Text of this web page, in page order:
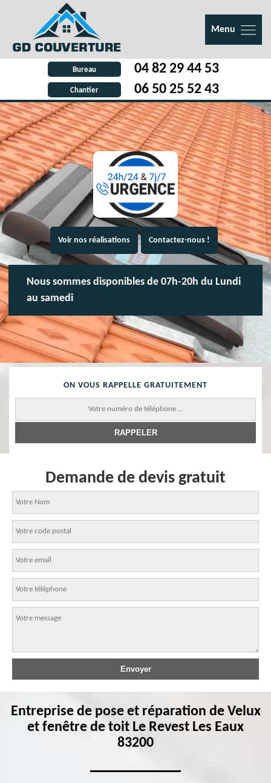
Menu
Bureau 04 82 29 44 53
Chantier 06 50 25 52 43
Voir nos réalisations Contactez-nous !
Nous sommes disponibles de 07h-20h du Lundi
au samedi
ON VOUS RAPPELLE GRATUITEMENT
Demande de devis gratuit
Entreprise de pose et réparation de Velux
et fenêtre de toit Le Revest Les Eaux
83200